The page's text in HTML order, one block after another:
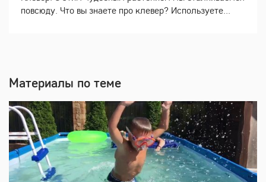
повсюду. Что вы знаете про клевер? Используете...
Материалы по теме